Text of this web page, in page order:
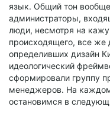
язык. Общий тон
администраторы,
люди, несмотря на
происходящего, все же
определивших дизайн
идеологический
сформировали группу
менеджеров. На
остановимся в